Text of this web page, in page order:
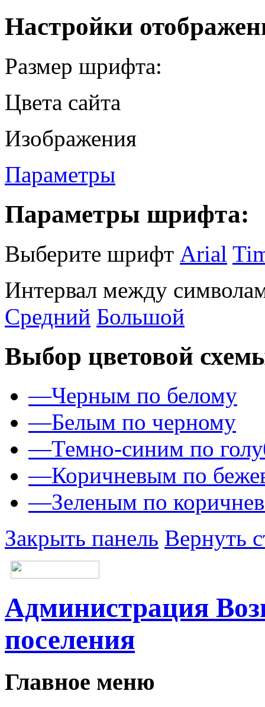
Настройки
Размер шрифта:
Цвета сайта
Изображения
Параметры
Параметры шрифта:
Выберите шрифт Arial
Интервал между
Средний Большой
Выбор цветовой
—Черным по белому
—Белым по черному
—Темно-синим по
—Коричневым по
—Зеленым по
Закрыть панель Вернуть
Администрация
поселения
Главное меню